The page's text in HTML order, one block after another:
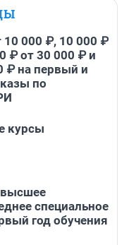
000 ₽, 10 000 ₽
₽ от 30 000 ₽ и
₽ на первый и
по
курсы
высшее
специальное
год обучения